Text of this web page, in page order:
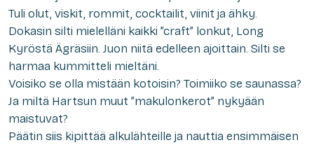
Tuli olut, viskit, rommit, cocktailit, viinit ja ähky.
Dokasin silti mielelläni kaikki ”craft” lonkut, Long
Kyröstä Ägräsiin. Juon niitä edelleen ajoittain. Silti se
harmaa kummitteli mieltäni.
Voisiko se olla mistään kotoisin? Toimiiko se saunassa?
Ja miltä Hartsun muut ”makulonkerot” nykyään
maistuvat?
Päätin siis kipittää alkulähteille ja nauttia ensimmäisen